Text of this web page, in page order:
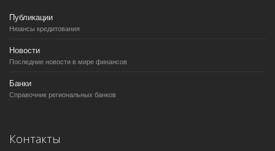
Публикации
Нюансы кредитования
Новости
Последние новости в мире финансов
Банки
Справочник региональных банков
Контакты